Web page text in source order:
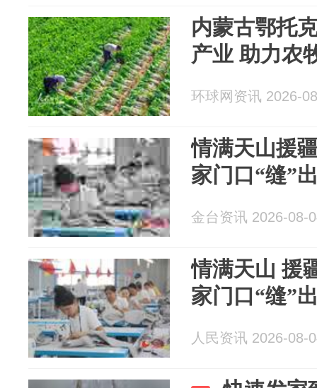
内蒙古鄂托
产业 助力农
环球网资讯 2026-
情满天山援
家门口“缝”
金台资讯 2026-08-
情满天山 援
家门口“缝”
人民资讯 2026-08-